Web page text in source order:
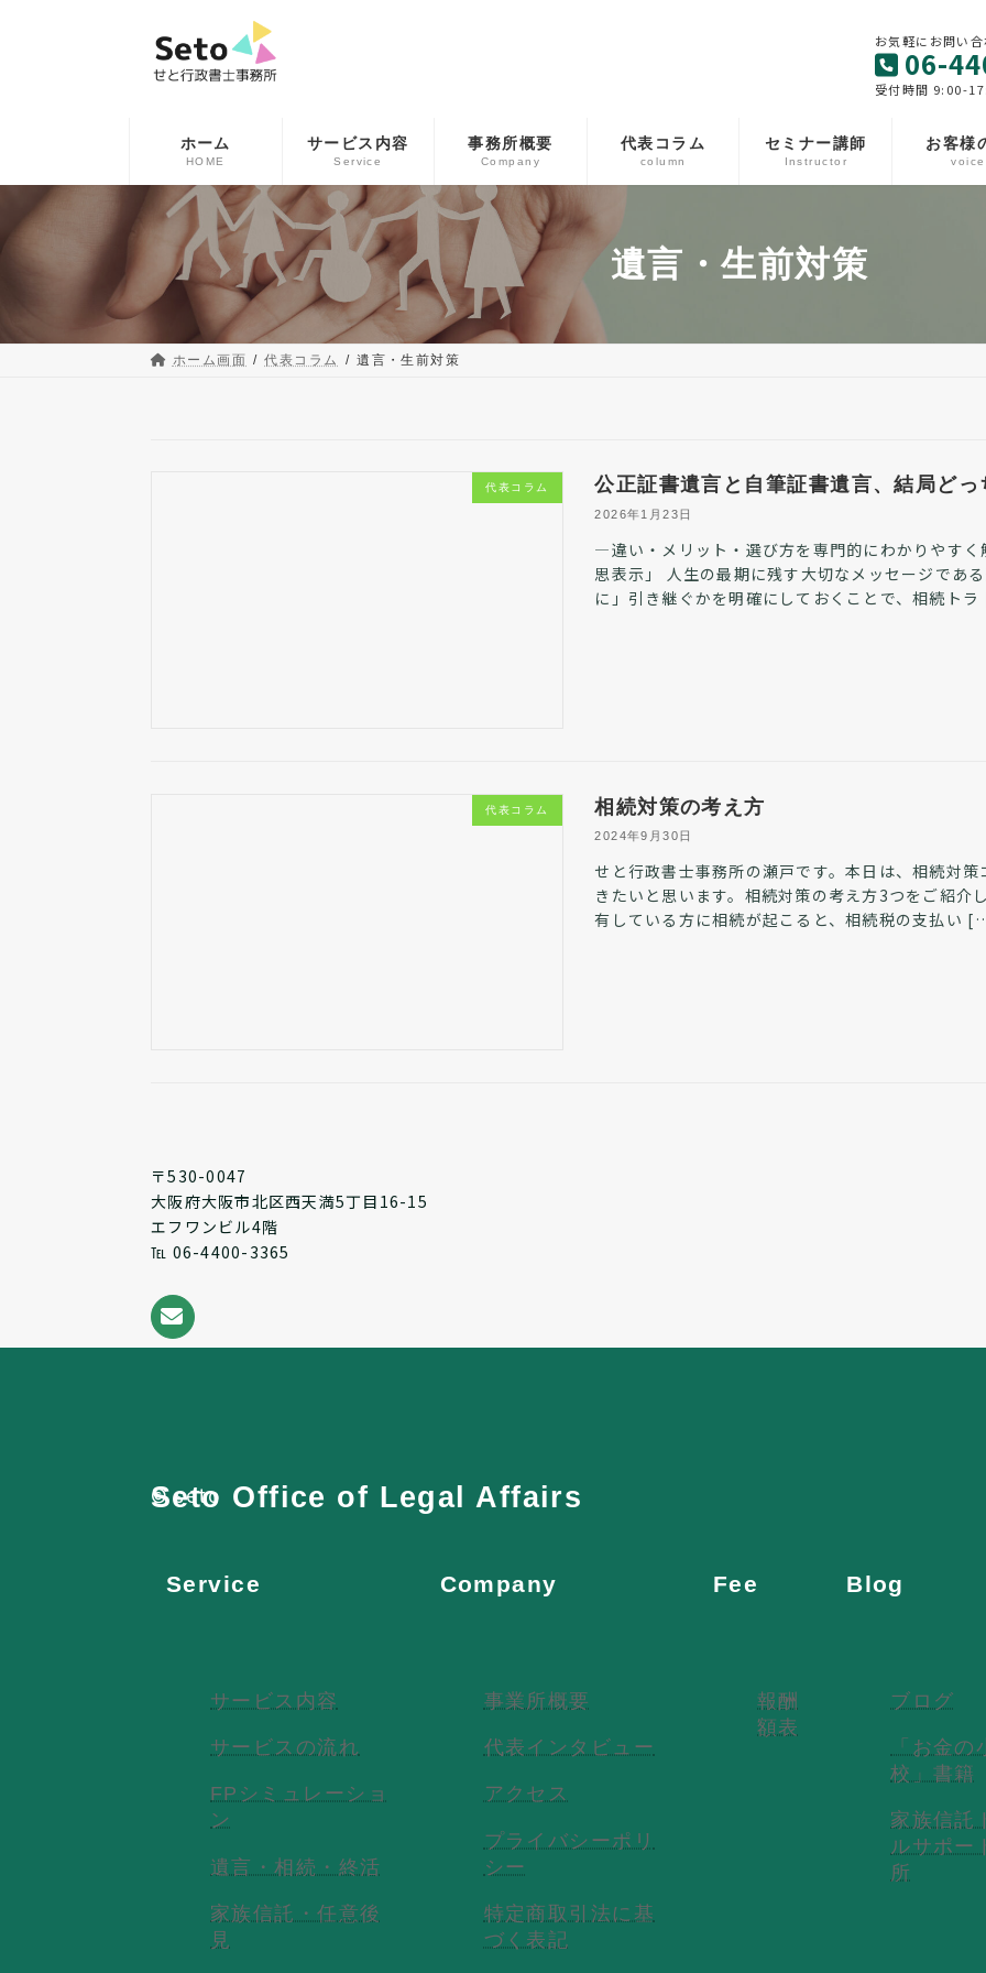
お気軽にお問い合
06-
受付時間 9:00-
ホーム
HOME
サービス内容
Service
事務所概要
Company
代表コラム
column
セミナー講師
Instructor
お客様
voice
遺言・生前対策
ホーム画面 代表コラム 遺言・生前対策
代表コラム 公正証書遺言と自筆証書遺言、結局どっ
2026年1月23日
―違い・メリット・選び方を専門的にわかりやす
思表示」 人生の最期に残す大切なメッセージであ
に」引き継ぐかを明確にしておくことで、相続ト
代表コラム 相続対策の考え方
2024年9月30日
せと行政書士事務所の瀬戸です。本日は、相続対
きたいと思います。相続対策の考え方3つをご紹
有している方に相続が起こると、相続税の支払い
〒530-0047
大阪府大阪市北区西天満5丁目16-15
エフワンビル4階
℡ 06-4400-3365
Seto Office of Legal Affairs
Service
サービス内容
サービスの流れ
FPシミュレーショ
ン
遺言・相続・終活
家族信託・任意後
見
Company
事業所概要
代表インタビュー
アクセス
プライバシーポリ
シー
特定商取引法に基
づく表記
Fee
報酬
額表
Blog
ブログ
「お金の
校」書籍
家族信託
ルサポー
所
© seto